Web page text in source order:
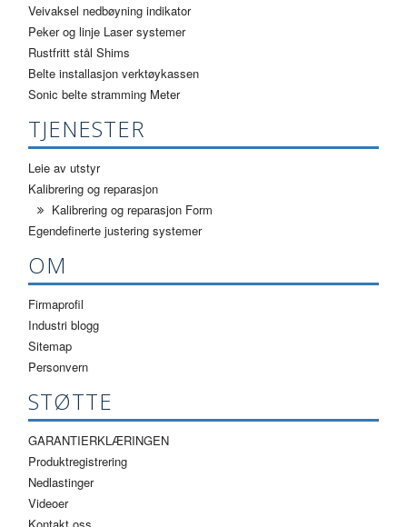
Veivaksel nedbøyning indikator
Peker og linje Laser systemer
Rustfritt stål Shims
Belte installasjon verktøykassen
Sonic belte stramming Meter
TJENESTER
Leie av utstyr
Kalibrering og reparasjon
Kalibrering og reparasjon Form
Egendefinerte justering systemer
OM
Firmaprofil
Industri blogg
Sitemap
Personvern
STØTTE
GARANTIERKLÆRINGEN
Produktregistrering
Nedlastinger
Videoer